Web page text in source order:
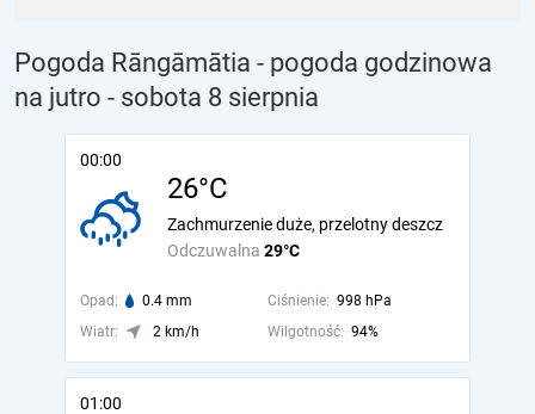
Pogoda Rāngāmātia - pogoda godzinowa
na jutro - sobota 8 sierpnia
00:00
26°C
Odczuwalna 29°C
Zachmurzenie duże, przelotny deszcz
Opad: 0.4 mm Ciśnienie: 998 hPa
Wiatr:
2 km/h Wilgotność: 94%
01:00